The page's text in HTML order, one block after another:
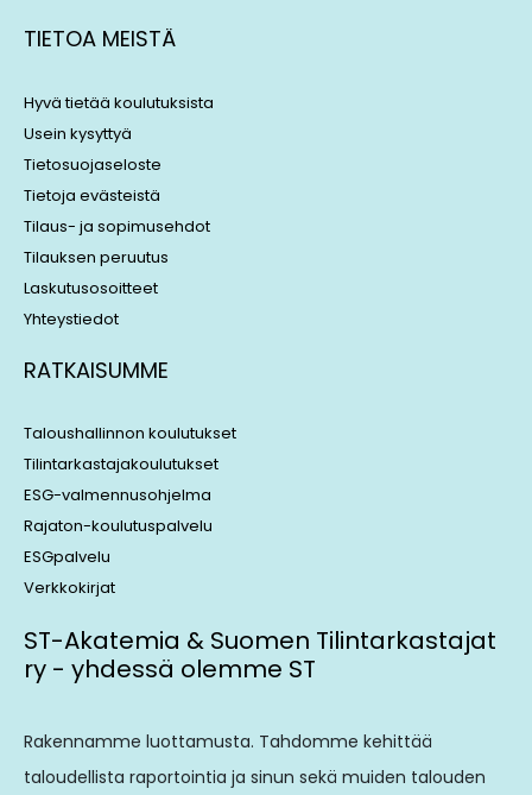
k
e
i
n
e
a
s
TIETOA MEISTÄ
Hyvä tietää koulutuksista
Usein kysyttyä
Tietosuojaseloste
Tietoja evästeistä
Tilaus- ja sopimusehdot
Tilauksen peruutus
Laskutusosoitteet
Yhteystiedot
RATKAISUMME
Taloushallinnon koulutukset
Tilintarkastajakoulutukset
ESG-valmennusohjelma
Rajaton-koulutuspalvelu
ESGpalvelu
Verkkokirjat
ST-Akatemia & Suomen Tilintarkastajat
ry - yhdessä olemme ST
Rakennamme luottamusta. Tahdomme kehittää
taloudellista raportointia ja sinun sekä muiden talouden